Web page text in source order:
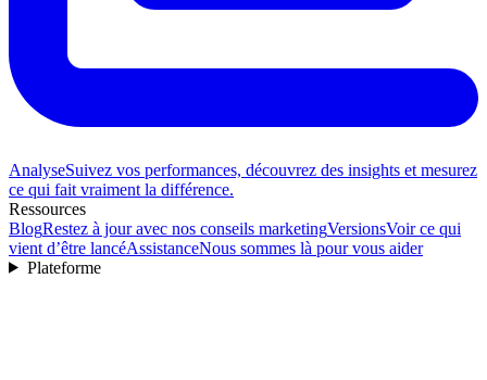
AnalyseSuivez vos performances, découvrez des insights et mesurez
ce qui fait vraiment la différence.
Ressources
BlogRestez à jour avec nos conseils marketingVersionsVoir ce qui
vient d’être lancéAssistanceNous sommes là pour vous aider
Plateforme